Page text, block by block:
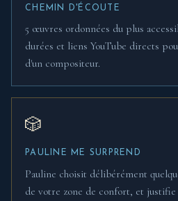
CHEMIN D'ÉCOUTE
5 œuvres ordonnées du plus
durées et liens YouTube directs
d'un compositeur.
🎲
PAULINE ME SURPREND
Pauline choisit délibérément
de votre zone de confort, et